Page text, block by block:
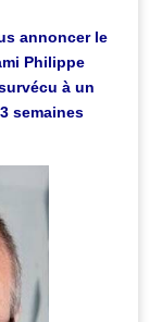
annoncer le
Philippe
à un
semaines